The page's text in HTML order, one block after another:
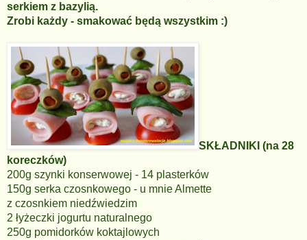
serkiem z bazylią.
Zrobi każdy - smakować będą wszystkim :)
SKŁADNIKI (na 28
koreczków)
200g szynki konserwowej - 14 plasterków
150g serka czosnkowego - u mnie Almette
z czosnkiem niedźwiedzim
2 łyżeczki jogurtu naturalnego
250g pomidorków koktajlowych